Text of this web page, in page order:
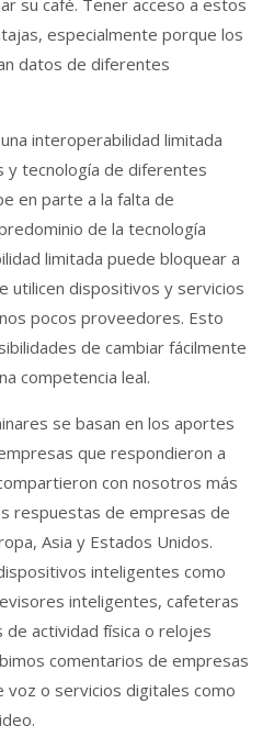
especialmente porque los
datos de diferentes
interoperabilidad limitada
tecnología de diferentes
en parte a la falta de
de la tecnología
limitada puede bloquear a
utilicen dispositivos y servicios
pocos proveedores. Esto
de cambiar fácilmente
competencia leal.
se basan en los aportes
que respondieron a
con nosotros más
respuestas de empresas de
Asia y Estados Unidos.
inteligentes como
inteligentes, cafeteras
actividad física o relojes
comentarios de empresas
o servicios digitales como